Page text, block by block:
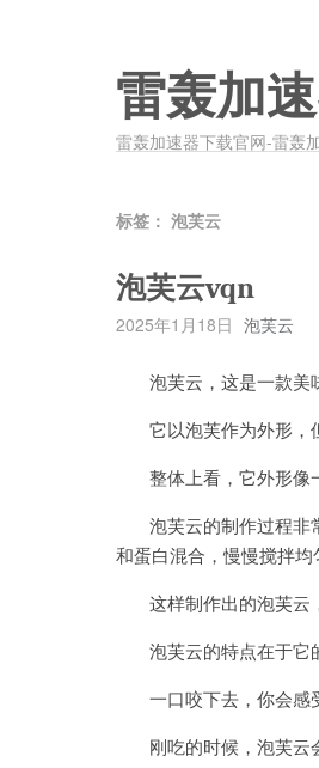
雷轰加
雷轰加速器下载官网-雷轰
标签： 泡芙云
泡芙云vqn
2025年1月18日 泡芙云
泡芙云，这是一款美
它以泡芙作为外形，但
整体上看，它外形像
泡芙云的制作过程非
和蛋白混合，慢慢搅拌均
这样制作出的泡芙云，
泡芙云的特点在于它的
一口咬下去，你会感受
刚吃的时候，泡芙云会